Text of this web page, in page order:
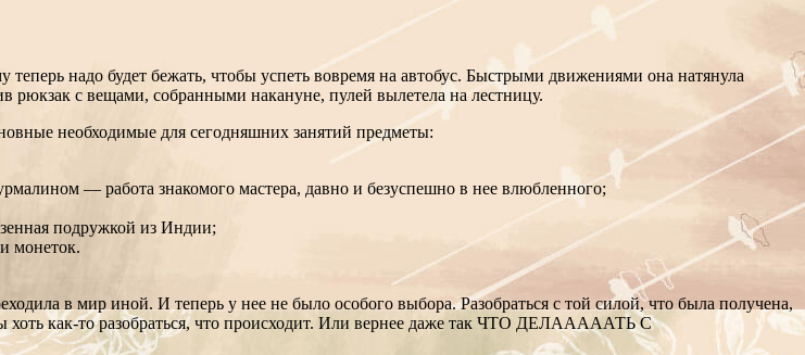
теперь надо будет бежать, чтобы успеть вовремя на автобус. Быстрыми движениями она натянула
рюкзак с вещами, собранными накануне, пулей вылетела на лестницу.
необходимые для сегодняшних занятий предметы:
— работа знакомого мастера, давно и безуспешно в нее влюбленного;
подружкой из Индии;
монеток.
в мир иной. И теперь у нее не было особого выбора. Разобраться с той силой, что была получена,
хоть как-то разобраться, что происходит. Или вернее даже так ЧТО ДЕЛАААААТЬ С